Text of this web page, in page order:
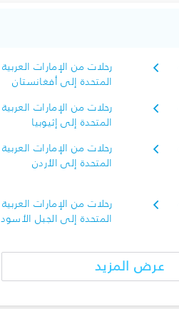
رحلات من الإمارات العربية
المتحدة إلى أفغانستان
رحلات من الإمارات العربية
المتحدة إلى إثيوبيا
رحلات من الإمارات العربية
المتحدة إلى الأردن
رحلات من الإمارات العربية
المتحدة إلى الجبل الأسود
عرض المزيد